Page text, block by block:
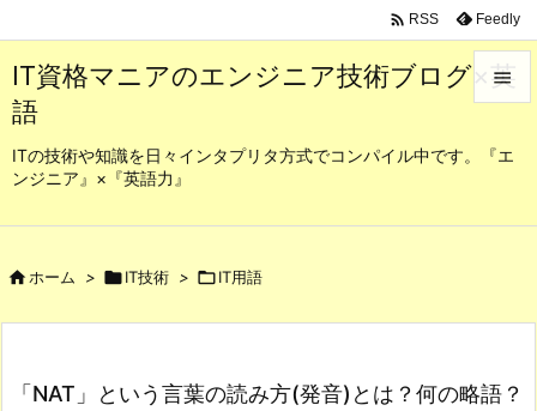
IT資格マニアのエンジニア技術ブログ×英
語
ITの技術や知識を日々インタプリタ方式でコンパイル中です。『エ
ンジニア』×『英語力』

メニュ
検索
 RSS Feedly
ホーム > IT技術 > IT用語
「NAT」という言葉の読み方(発音)とは？何の略語？